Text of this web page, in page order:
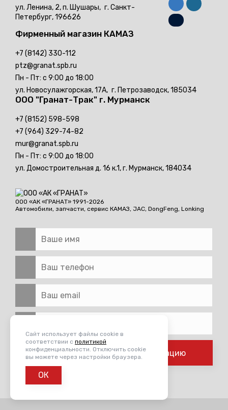
ул. Ленина, 2, п. Шушары, г. Санкт-
Петербург, 196626
Фирменный магазин КАМАЗ
+7 (8142) 330-112
ptz@granat.spb.ru
Пн - Пт: с 9:00 до 18:00
ул. Новосулажгорская, 17А, г. Петрозаводск, 185034
ООО "Гранат-Трак" г. Мурманск
+7 (8152) 598-598
+7 (964) 329-74-82
mur@granat.spb.ru
Пн - Пт: с 9:00 до 18:00
ул. Домостроительная д. 16 к.1,г. Мурманск, 184034
ООО «АК «ГРАНАТ» 1991-2026
Автомобили, запчасти, сервис КАМАЗ, JAC, DongFeng, Lonking
Отправить заявку на консультацию
«я ознакомлен(-а) и принимаю условия
политики обработки персональных данных
Сайт использует файлы cookie в
соответствии с политикой
конфиденциальности. Отключить cookie
вы можете через настройки браузера.
ОК